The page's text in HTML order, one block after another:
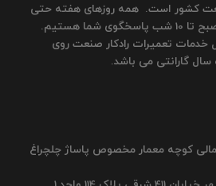
صنعت کشور است. همه روزهای هفته حتی
روزهای تعطیل از ساعت 8 صبح تا 10 شب پاسخگوی شما هستیم.
تعمیرات رادکار صنعت روی
گارانتی می باشد.
شمالی کوچه معمار مخصوص پاساژ چلچراغ